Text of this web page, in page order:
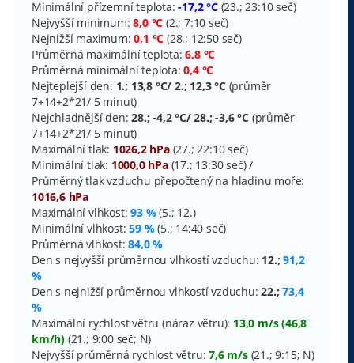
Minimální přízemní teplota:-17,2 °C(23.; 23:10 seč)
Nejvyšší minimum:8,0 °C (2.; 7:10 seč)
Nejnižší maximum:0,1 °C (28.; 12:50 seč)
Průměrná maximální teplota:6,8 °C
Průměrná minimální teplota:0,4 °C
Nejteplejší den: 1.; 13,8 °C/ 2.; 12,3 °C(průměr
7+14+2*21/ 5 minut)
Nejchladnější den:28.; -4,2 °C/ 28.; -3,6 °C (průměr
7+14+2*21/ 5 minut)
Maximální tlak: 1026,2 hPa(27.; 22:10 seč)
Minimální tlak: 1000,0 hPa(17.; 13:30 seč) /
Průměrný tlak vzduchu přepočtený na hladinu moře:
1016,6 hPa
Maximální vlhkost:93 %(5.; 12.)
Minimální vlhkost:59 %(5.; 14:40 seč)
Průměrná vlhkost:84,0 %
Den s nejvyšší průměrnou vlhkostí vzduchu: 12.;91,2
%
Den s nejnižší průměrnou vlhkostí vzduchu:22.;73,4
%
Maximální rychlost větru (náraz větru): 13,0 m/s (46,8
km/h) (21.; 9:00 seč; N)
Nejvyšší průměrná rychlost větru:7,6 m/s(21.; 9:15; N)